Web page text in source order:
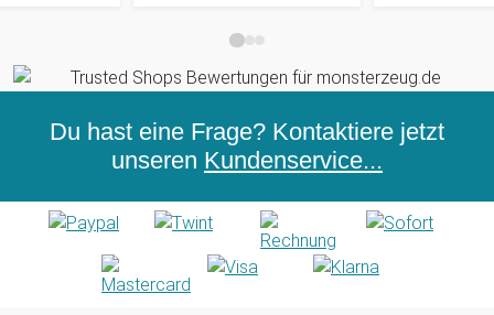
Du hast eine Frage? Kontaktiere jetzt
unseren Kundenservice...